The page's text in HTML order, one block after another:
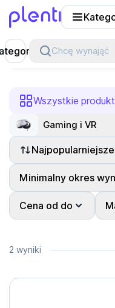
Chcę wynająć
Wszystkie
Gaming i VR
Najpopularniejsze
Minimalny okres
Cena od do
2 wyniki